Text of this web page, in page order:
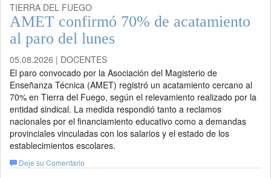
TIERRA DEL FUEGO
AMET confirmó 70% de acatamiento
al paro del lunes
05.08.2026 | DOCENTES
El paro convocado por la Asociación del Magisterio de
Enseñanza Técnica (AMET) registró un acatamiento cercano al
70% en Tierra del Fuego, según el relevamiento realizado por la
entidad sindical. La medida respondió tanto a reclamos
nacionales por el financiamiento educativo como a demandas
provinciales vinculadas con los salarios y el estado de los
establecimientos escolares.
Deje su Comentario